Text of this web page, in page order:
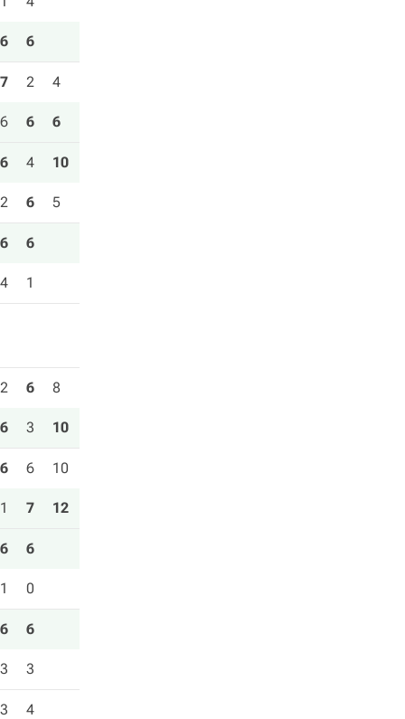
6 6
7 2 4
6 6 6
6 4 10
2 6 5
6 6
4 1
2 6 8
6 3 10
6 6 10
1 7 12
6 6
1 0
6 6
3 3
3 4